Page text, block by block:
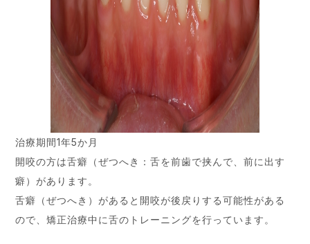
治療期間1年5か月
開咬の方は舌癖（ぜつへき：舌を前歯で挟んで、前に出す
癖）があります。
舌癖（ぜつへき）があると開咬が後戻りする可能性がある
ので、矯正治療中に舌のトレーニングを行っています。